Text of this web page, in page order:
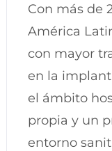
Con más de
América
con mayor
en la
el ámbito
propia y un
entorno